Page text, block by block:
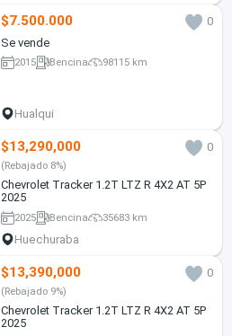
$7.500.000
0
Se vende
2015 Bencina 98115 km
Hualqui
$13,290,000 0
(Rebajado 8%)
Chevrolet Tracker 1.2T LTZ R 4X2 AT 5P
2025
2025 Bencina 35683 km
Huechuraba
$13,390,000 0
(Rebajado 9%)
Chevrolet Tracker 1.2T LTZ R 4X2 AT 5P
2025